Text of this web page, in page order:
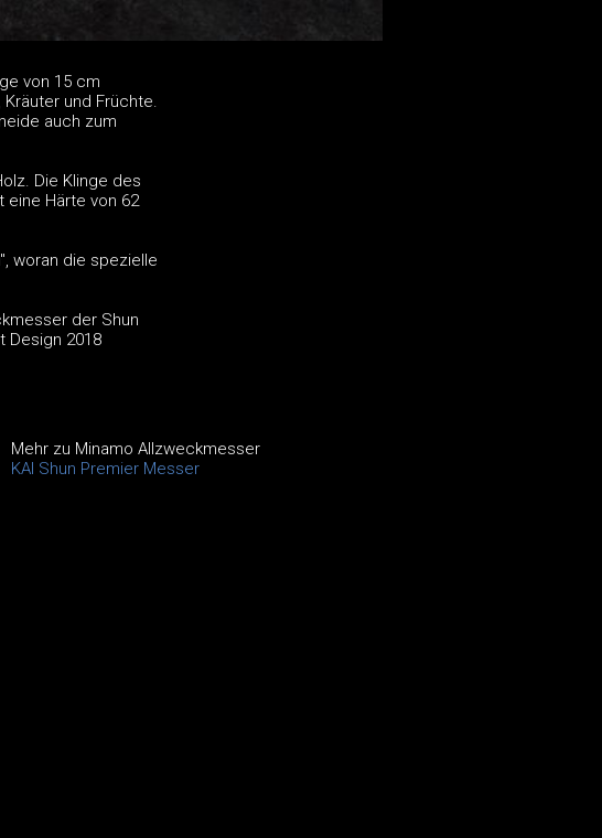
von 15 cm
und Früchte.
auch zum
Die Klinge des
eine Härte von 62
woran die spezielle
der Shun
Design 2018
Mehr zu Minamo Allzweckmesser
KAI Shun Premier Messer